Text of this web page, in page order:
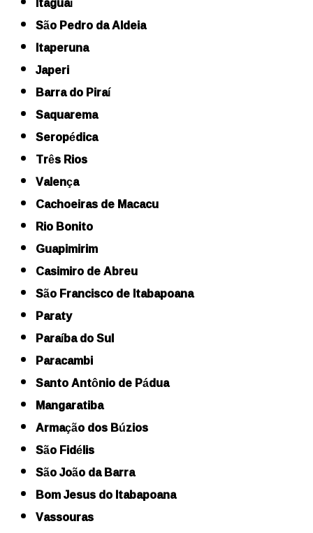
São Pedro da Aldeia
Itaperuna
Japeri
Barra do Piraí
Saquarema
Seropédica
Três Rios
Valença
Cachoeiras de Macacu
Rio Bonito
Guapimirim
Casimiro de Abreu
São Francisco de Itabapoana
Paraty
Paraíba do Sul
Paracambi
Santo Antônio de Pádua
Mangaratiba
Armação dos Búzios
São Fidélis
São João da Barra
Bom Jesus do Itabapoana
Vassouras